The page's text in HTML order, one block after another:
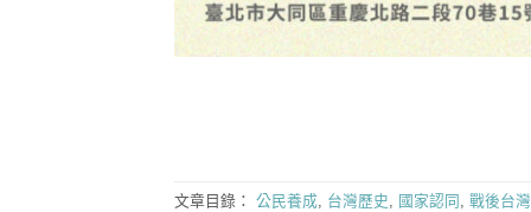
文章目錄： 公民養成, 台灣歷史, 國家認同 , 戰後台灣